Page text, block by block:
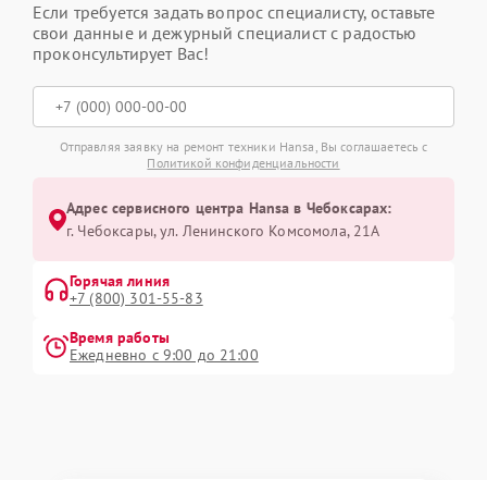
Если требуется задать вопрос специалисту, оставьте
свои данные и дежурный специалист с радостью
проконсультирует Вас!
Отправляя заявку на ремонт техники Hansa, Вы соглашаетесь с
Политикой конфиденциальности
Адрес сервисного центра Hansa в Чебоксарах:
г. Чебоксары, ул. Ленинского Комсомола, 21А
Горячая линия
+7 (800) 301-55-83
Время работы
Ежедневно с 9:00 до 21:00